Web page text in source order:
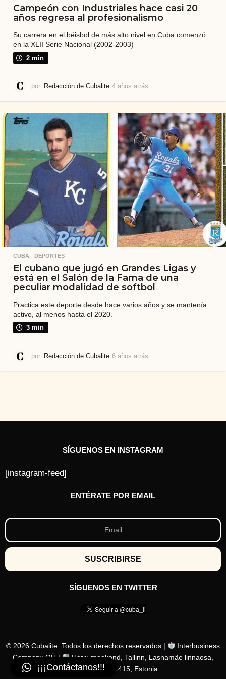
Campeón con Industriales hace casi 20
años regresa al profesionalismo
Su carrera en el béisbol de más alto nivel en Cuba comenzó
en la XLII Serie Nacional (2002-2003)
2 min
por Redacción de Cubalite 4 años atrás
o
s
a
t
r
á
s
CUBA ,DEPORTES
El cubano que jugó en Grandes Ligas y
está en el Salón de la Fama de una
peculiar modalidad de softbol
Practica este deporte desde hace varios años y se mantenía
activo, al menos hasta el 2020.
3 min
por Redacción de Cubalite 6 años atrás
r
SÍGUENOS EN INSTAGRAM
[instagram-feed]
ENTÉRATE POR EMAIL
SÍGUENOS EN TWITTER
© 2026 Cubalite. Todos los derechos reservados |
Interbusiness
Company OÜ |
Harju maakond, Tallinn, Lasnamäe linnaosa,
Löötsa tn 2a, 11415, Estonia.
¡¡¡Contáctanos!!!